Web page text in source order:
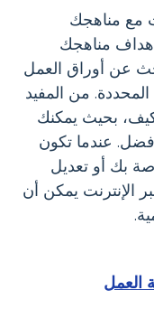
مع مناهجك
أهداف مناهجك
عن أوراق العمل
من المفيد
بحيث يمكنك
عندما تكون
بك أو تعديل
الإنترنت يمكن أن
العمل